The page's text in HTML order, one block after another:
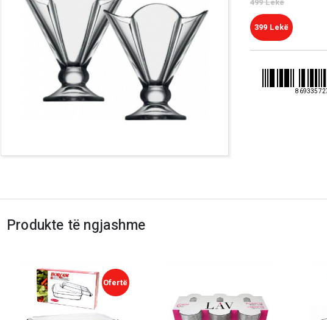
399 Lekë
Produkte të ngjashme